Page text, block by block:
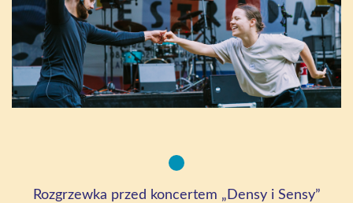
Rozgrzewka przed koncertem „ Densyi Sensy”